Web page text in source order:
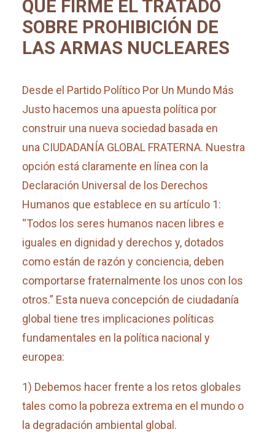
QUE FIRME EL TRATADO
SOBRE PROHIBICIÓN DE
LAS ARMAS NUCLEARES
Desde el Partido Político Por Un Mundo Más
Justo hacemos una apuesta política por
construir una nueva sociedad basada en
una CIUDADANÍA GLOBAL FRATERNA. Nuestra
opción está claramente en línea con la
Declaración Universal de los Derechos
Humanos que establece en su artículo 1:
“Todos los seres humanos nacen libres e
iguales en dignidad y derechos y, dotados
como están de razón y conciencia, deben
comportarse fraternalmente los unos con los
otros.” Esta nueva concepción de ciudadanía
global tiene tres implicaciones políticas
fundamentales en la política nacional y
europea:
1) Debemos hacer frente a los retos globales
tales como la pobreza extrema en el mundo o
la degradación ambiental global.